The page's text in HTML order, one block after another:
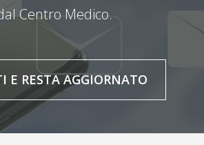
Centro Medico.
E RESTA AGGIORNATO